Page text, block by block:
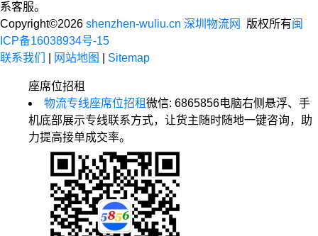
系客服。
Copyright©2026 shenzhen-wuliu.cn 深圳物流网 版权所有闽
ICP备16038934号-15
联系我们
网站地图 Sitemap
座席位招租
物流专线座席位招租微信: 6865856电脑右侧悬浮、手
机底部展示专线联系方式，让货主随时随地一键咨询，助
力提高接单成交率。